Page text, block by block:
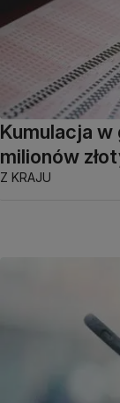
Kumulacja w
milionów
Z KRAJU